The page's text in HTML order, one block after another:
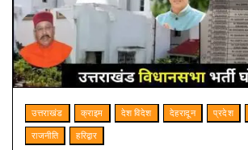
उत्तराखंड क्राइम देश विदेश देहरादून प्रदेश
राजनीति
हरिद्वार